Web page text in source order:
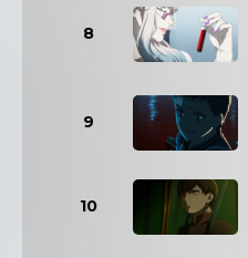
8
9
10